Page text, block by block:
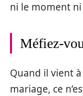
ni le moment
Méfiez-
Quand il vient
mariage, ce